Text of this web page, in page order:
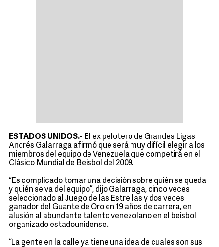
ESTADOS UNIDOS.- El ex pelotero de Grandes Ligas
Andrés Galarraga afirmó que será muy difícil elegir a los
miembros del equipo de Venezuela que competirá en el
Clásico Mundial de Beisbol del 2009.
“Es complicado tomar una decisión sobre quién se queda
y quién se va del equipo”, dijo Galarraga, cinco veces
seleccionado al Juego de las Estrellas y dos veces
ganador del Guante de Oro en 19 años de carrera, en
alusión al abundante talento venezolano en el beisbol
organizado estadounidense.
“La gente en la calle ya tiene una idea de cuales son sus